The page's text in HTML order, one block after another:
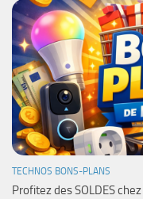
TECHNOS BONS-PLANS
Profitez des SOLDES